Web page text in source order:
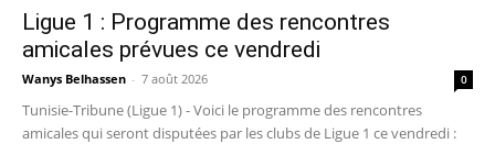
Ligue 1 : Programme des rencontres
amicales prévues ce vendredi
Wanys Belhassen - 7 août 2026 0
Tunisie-Tribune (Ligue 1) - Voici le programme des rencontres
amicales qui seront disputées par les clubs de Ligue 1 ce vendredi :